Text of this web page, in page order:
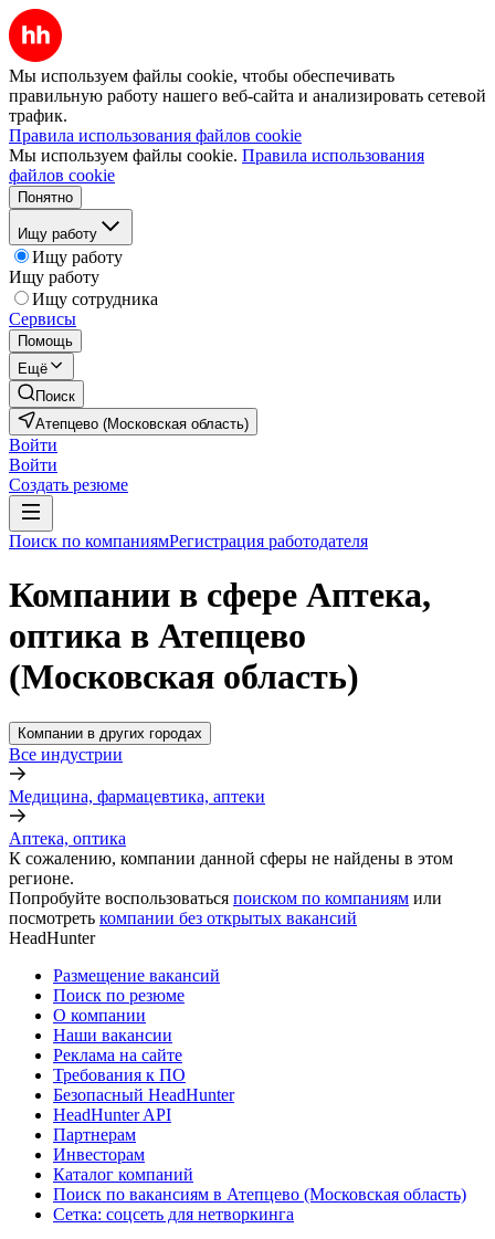
Мы используем файлы cookie, чтобы обеспечивать
правильную работу нашего веб-сайта и анализировать сетевой
трафик.
Правила использования файлов cookie
Мы используем файлы cookie. Правила использования
файлов cookie
Понятно
Ищу работу
Ищу работу
Ищу работу
Ищу сотрудника
Сервисы
Помощь
Ещё
Поиск
Атепцево (Московская область)
Войти
Войти
Создать резюме
Поиск по компаниямРегистрация работодателя
Компании в сфере Аптека,
оптика в Атепцево
(Московская область)
Компании в других городах
Все индустрии
Медицина, фармацевтика, аптеки
Аптека, оптика
К сожалению, компании данной сферы не найдены в этом
регионе.
Попробуйте воспользоваться поиском по компаниям или
посмотреть компании без открытых вакансий
HeadHunter
Размещение вакансий
Поиск по резюме
О компании
Наши вакансии
Реклама на сайте
Требования к ПО
Безопасный HeadHunter
HeadHunter API
Партнерам
Инвесторам
Каталог компаний
Поиск по вакансиям в Атепцево (Московская область)
Сетка: соцсеть для нетворкинга